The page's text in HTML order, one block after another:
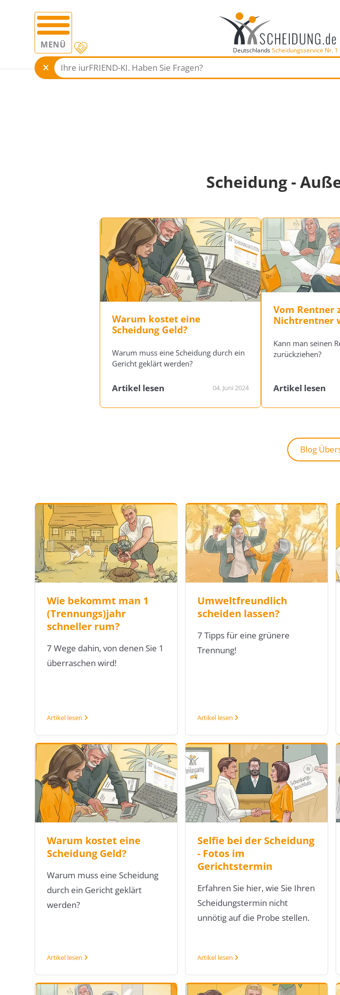
MENÜ DeutschlandsScheidungsservice Nr. 1
Scheidung -
Warum kostet eine
Scheidung Geld?
Warum muss eine Scheidung durch ein
Gericht geklärt werden?
Artikel lesen 04. Juni 2024
Vom Rentner
Nichtrentner
Kann man seinen
zurückziehen?
Artikel lesen
Blog
Wie bekommt man 1
(Trennungs)jahr
schneller rum?
7 Wege dahin, von denen Sie 1
überraschen wird!
Artikel lesen
Umweltfreundlich
scheiden lassen?
7 Tipps für eine grünere
Trennung!
Artikel lesen
Warum kostet eine
Scheidung Geld?
Warum muss eine Scheidung
durch ein Gericht geklärt
werden?
Artikel lesen
Selfie bei der Scheidung
- Fotos im
Gerichtstermin
Erfahren Sie hier, wie Sie Ihren
Scheidungstermin nicht
unnötig auf die Probe stellen.
Artikel lesen